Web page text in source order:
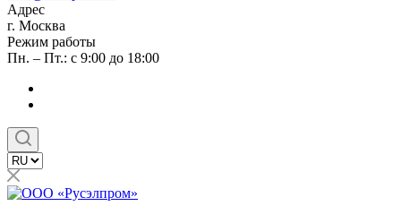
Адрес
г. Москва
Режим работы
Пн. – Пт.: с 9:00 до 18:00